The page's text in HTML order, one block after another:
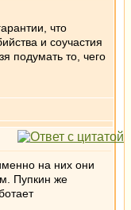
что
и соучастия
подумать то, чего
на них они
Пупкин же